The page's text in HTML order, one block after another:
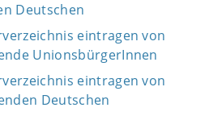
Deutschen
eintragen von
UnionsbürgerInnen
eintragen von
Deutschen